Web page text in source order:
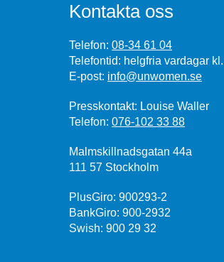
Kontakta oss
Telefon: 08-34 61 04
Telefontid: helgfria vardagar
E-post: info@unwomen.se
Presskontakt: Louise Waller
Telefon: 076-102 33 88
Malmskillnadsgatan 44a
111 57 Stockholm
PlusGiro: 900293-2
BankGiro: 900-2932
Swish: 900 29 32